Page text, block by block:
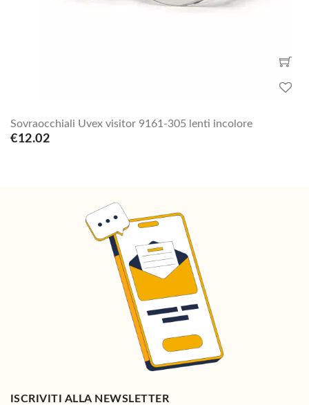
Sovraocchiali Uvex visitor 9161-305 lenti incolore
€12.02
ISCRIVITI ALLA NEWSLETTER